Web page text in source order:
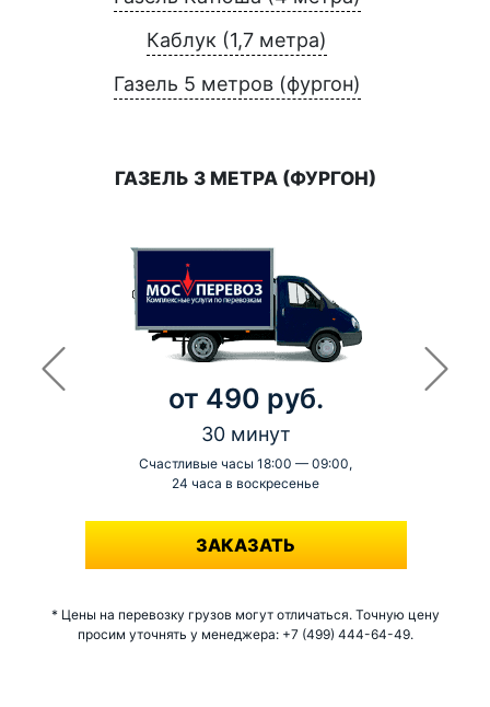
Каблук (1,7 метра)
Газель 5 метров (фургон)
ГАЗЕЛЬ 3 МЕТРА (ФУРГОН)
от 490 руб.
30 минут
Счастливые часы 18:00 — 09:00,
24 часа в воскресенье
-
ЗАКАЗАТЬ
* Цены на перевозку грузов могут отличаться. Точную цену
просим уточнять у менеджера: +7 (499) 444-64-49.